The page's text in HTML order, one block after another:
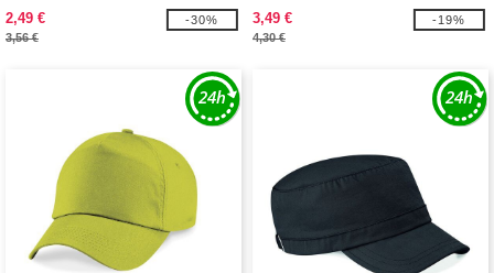
2,49 €
3,56 €
-30%
3,49 €
4,30 €
-19%